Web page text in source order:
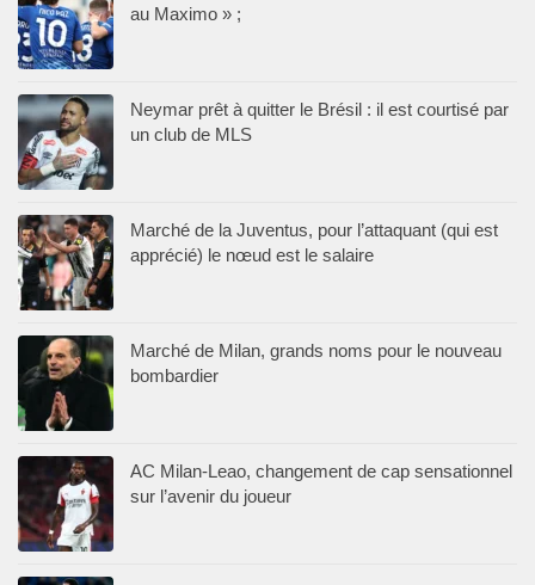
au Maximo » ;
Neymar prêt à quitter le Brésil : il est courtisé par
un club de MLS
Marché de la Juventus, pour l’attaquant (qui est
apprécié) le nœud est le salaire
Marché de Milan, grands noms pour le nouveau
bombardier
AC Milan-Leao, changement de cap sensationnel
sur l’avenir du joueur